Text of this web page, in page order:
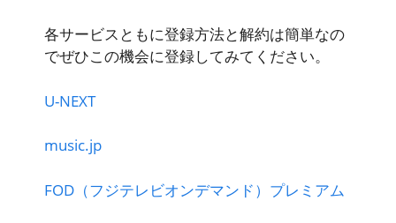
各サービスともに登録方法と解約は簡単なの
でぜひこの機会に登録してみてください。
U-NEXT
music.jp
FOD（フジテレビオンデマンド）プレミアム